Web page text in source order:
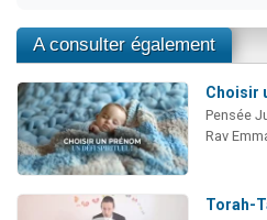
A consulter également
Choisir
Pensée
Rav
Torah-